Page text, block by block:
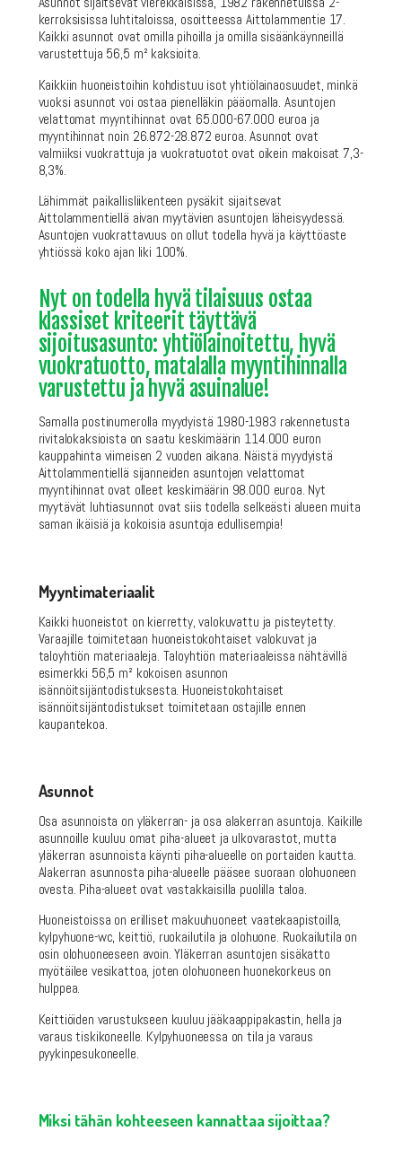
kerroksisissa luhtitaloissa, osoitteessa Aittolammentie 17.
Kaikki asunnot ovat omilla pihoilla ja omilla sisäänkäynneillä
varustettuja 56,5 m² kaksioita.
Kaikkiin huoneistoihin kohdistuu isot yhtiölainaosuudet, minkä
vuoksi asunnot voi ostaa pienelläkin pääomalla. Asuntojen
velattomat myyntihinnat ovat 65.000-67.000 euroa ja
myyntihinnat noin 26.872-28.872 euroa. Asunnot ovat
valmiiksi vuokrattuja ja vuokratuotot ovat oikein makoisat 7,3-
8,3%.
Lähimmät paikallisliikenteen pysäkit sijaitsevat
Aittolammentiellä aivan myytävien asuntojen läheisyydessä.
Asuntojen vuokrattavuus on ollut todella hyvä ja käyttöaste
yhtiössä koko ajan liki 100%.
Nyt on todella hyvä tilaisuus ostaa
klassiset kriteerit täyttävä
sijoitusasunto: yhtiölainoitettu, hyvä
vuokratuotto, matalalla myyntihinnalla
varustettu ja hyvä asuinalue!
Samalla postinumerolla myydyistä 1980-1983 rakennetusta
rivitalokaksioista on saatu keskimäärin 114.000 euron
kauppahinta viimeisen 2 vuoden aikana. Näistä myydyistä
Aittolammentiellä sijanneiden asuntojen velattomat
myyntihinnat ovat olleet keskimäärin 98.000 euroa. Nyt
myytävät luhtiasunnot ovat siis todella selkeästi alueen muita
saman ikäisiä ja kokoisia asuntoja edullisempia!
Myyntimateriaalit
Kaikki huoneistot on kierretty, valokuvattu ja pisteytetty.
Varaajille toimitetaan huoneistokohtaiset valokuvat ja
taloyhtiön materiaaleja. Taloyhtiön materiaaleissa nähtävillä
esimerkki 56,5 m² kokoisen asunnon
isännöitsijäntodistuksesta. Huoneistokohtaiset
isännöitsijäntodistukset toimitetaan ostajille ennen
kaupantekoa.
Asunnot
Osa asunnoista on yläkerran- ja osa alakerran asuntoja. Kaikille
asunnoille kuuluu omat piha-alueet ja ulkovarastot, mutta
yläkerran asunnoista käynti piha-alueelle on portaiden kautta.
Alakerran asunnosta piha-alueelle pääsee suoraan olohuoneen
ovesta. Piha-alueet ovat vastakkaisilla puolilla taloa.
Huoneistoissa on erilliset makuuhuoneet vaatekaapistoilla,
kylpyhuone-wc, keittiö, ruokailutila ja olohuone. Ruokailutila on
osin olohuoneeseen avoin. Yläkerran asuntojen sisäkatto
myötäilee vesikattoa, joten olohuoneen huonekorkeus on
hulppea.
Keittiöiden varustukseen kuuluu jääkaappipakastin, hella ja
varaus tiskikoneelle. Kylpyhuoneessa on tila ja varaus
pyykinpesukoneelle.
Miksi tähän kohteeseen kannattaa sijoittaa?